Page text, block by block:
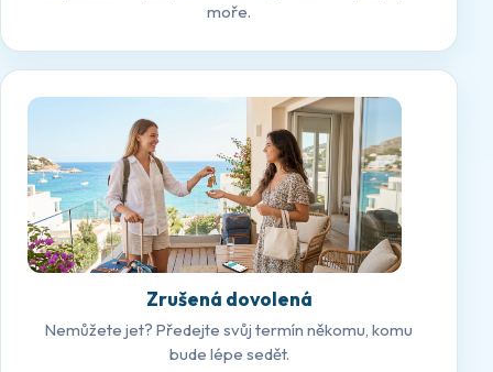
moře.
Zrušená dovolená
Nemůžete jet? Předejte svůj termín někomu, komu
bude lépe sedět.